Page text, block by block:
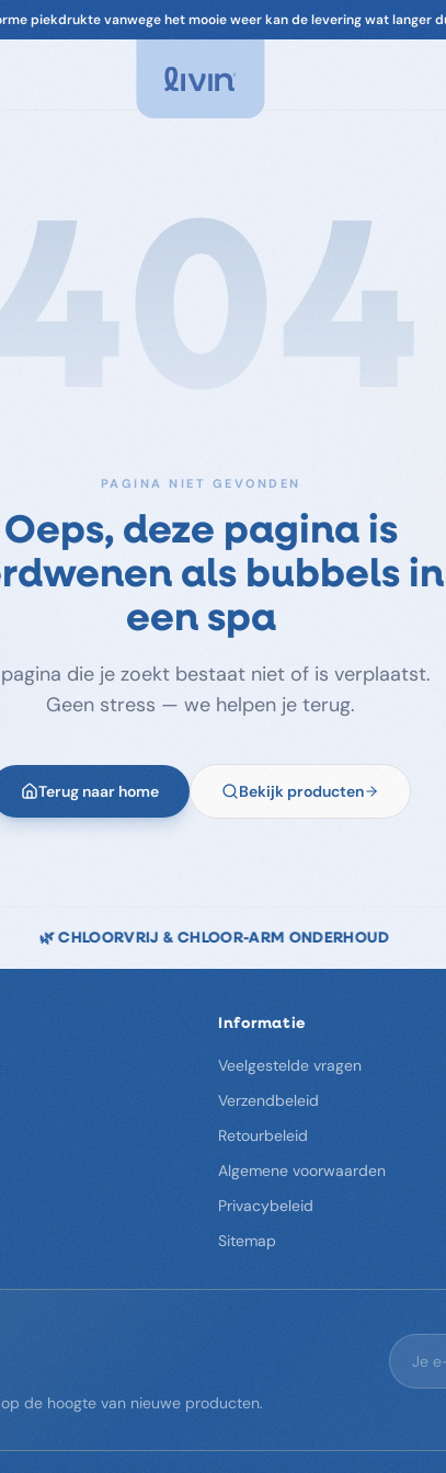
piekdrukte vanwege het mooie weer kan de levering wat langer
Onderhoud
leidingen, cover. Alles om je spa in
te houden.
& onderdelen voor je spa
PAGINA NIET GEVONDEN
Oeps, deze pagina is
als bubbels in
een spa
die je zoekt bestaat niet of is verplaatst.
Geen stress — we helpen je terug.
Terug naar home Bekijk producten
↩️ 14 DAGEN RETOURRECHT
Informatie
Veelgestelde vragen
Verzendbeleid
Retourbeleid
Algemene voorwaarden
Privacybeleid
Sitemap
de hoogte van nieuwe producten.